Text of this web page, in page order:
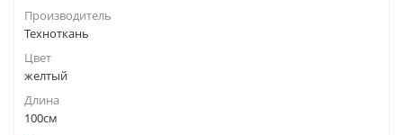
Производитель
Техноткань
Цвет
желтый
Длина
100см